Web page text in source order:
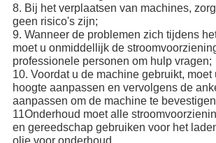
8. Bij het verplaatsen van machines,
geen risico's zijn;
9. Wanneer de problemen zich tijdens
moet u onmiddellijk de
professionele personen om hulp vragen;
10. Voordat u de machine gebruikt,
hoogte aanpassen en vervolgens de
aanpassen om de machine te
11Onderhoud moet alle
en gereedschap gebruiken voor het
olie voor onderhoud.